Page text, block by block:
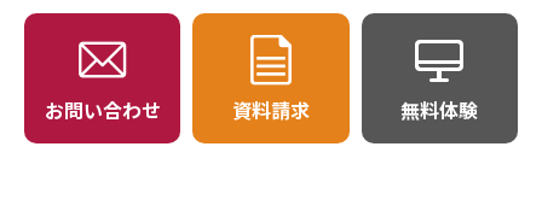
お問い合わせ 資料請求 無料体験